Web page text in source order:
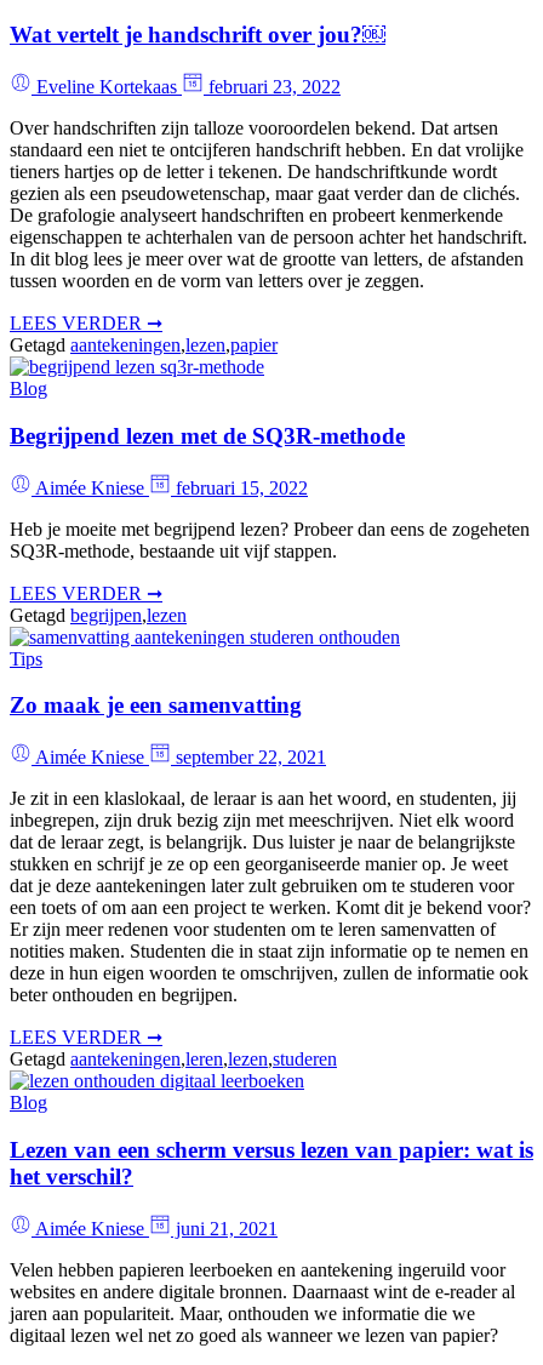
Wat vertelt je handschrift over jou?￼
Eveline Kortekaas
februari 23, 2022
Over handschriften zijn talloze vooroordelen bekend. Dat artsen
standaard een niet te ontcijferen handschrift hebben. En dat vrolijke
tieners hartjes op de letter i tekenen. De handschriftkunde wordt
gezien als een pseudowetenschap, maar gaat verder dan de clichés.
De grafologie analyseert handschriften en probeert kenmerkende
eigenschappen te achterhalen van de persoon achter het handschrift.
In dit blog lees je meer over wat de grootte van letters, de afstanden
tussen woorden en de vorm van letters over je zeggen.
LEES VERDER ➞
Getagd aantekeningen,lezen,papier
Blog
Begrijpend lezen met de SQ3R-methode
Aimée Kniese
februari 15, 2022
Heb je moeite met begrijpend lezen? Probeer dan eens de zogeheten
SQ3R-methode, bestaande uit vijf stappen.
LEES VERDER ➞
Getagd begrijpen,lezen
Tips
Zo maak je een samenvatting
Aimée Kniese
september 22, 2021
Je zit in een klaslokaal, de leraar is aan het woord, en studenten, jij
inbegrepen, zijn druk bezig zijn met meeschrijven. Niet elk woord
dat de leraar zegt, is belangrijk. Dus luister je naar de belangrijkste
stukken en schrijf je ze op een georganiseerde manier op. Je weet
dat je deze aantekeningen later zult gebruiken om te studeren voor
een toets of om aan een project te werken. Komt dit je bekend voor?
Er zijn meer redenen voor studenten om te leren samenvatten of
notities maken. Studenten die in staat zijn informatie op te nemen en
deze in hun eigen woorden te omschrijven, zullen de informatie ook
beter onthouden en begrijpen.
LEES VERDER ➞
Getagd aantekeningen,leren,lezen,studeren
Blog
Lezen van een scherm versus lezen van papier: wat is
het verschil?
Aimée Kniese
juni 21, 2021
Velen hebben papieren leerboeken en aantekening ingeruild voor
websites en andere digitale bronnen. Daarnaast wint de e-reader al
jaren aan populariteit. Maar, onthouden we informatie die we
digitaal lezen wel net zo goed als wanneer we lezen van papier?